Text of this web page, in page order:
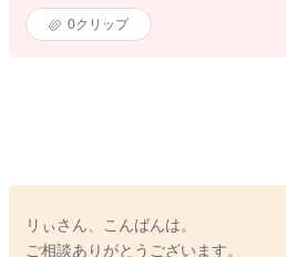
0クリップ
リぃさん、こんばんは。
ご相談ありがとうございます。